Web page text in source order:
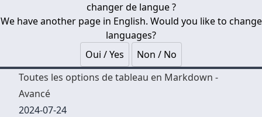
changer de langue ?
We have another page in English. Would you like to change
languages?
Oui / Yes
Non / No
Toutes les options de tableau en Markdown -
Avancé
2024-07-24